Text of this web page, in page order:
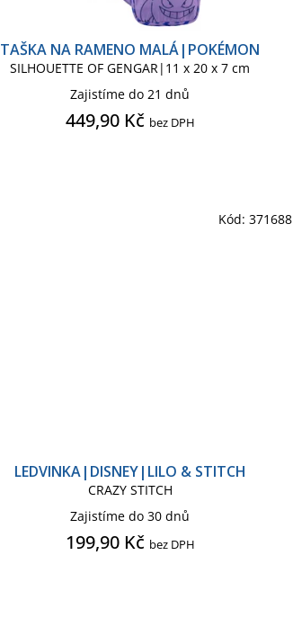
TAŠKA NA RAMENO MALÁ|POKÉMON
SILHOUETTE OF GENGAR|11 x 20 x 7 cm
Zajistíme do 21 dnů
449,90 Kč bez DPH
LEDVINKA|DISNEY|LILO & STITCH
CRAZY STITCH
Zajistíme do 30 dnů
199,90 Kč bez DPH
Kód: 371688